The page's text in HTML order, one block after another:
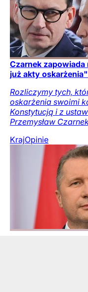
Czarnek
już akty oskarżenia"
Rozliczymy tych,
oskarżenia swoimi
Konstytucją i z
Przemysław
KrajOpinie